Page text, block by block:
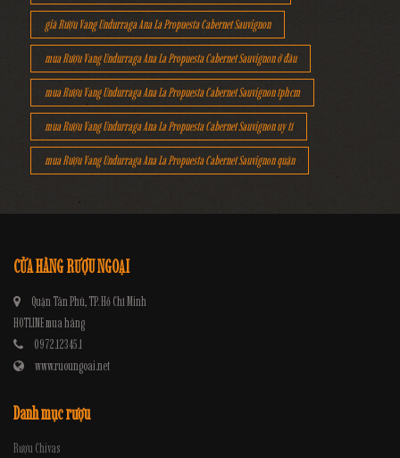
giá Rượu Vang Undurraga Ana La Propuesta Cabernet Sauvignon
mua Rượu Vang Undurraga Ana La Propuesta Cabernet Sauvignon ở đâu
mua Rượu Vang Undurraga Ana La Propuesta Cabernet Sauvignon tphcm
mua Rượu Vang Undurraga Ana La Propuesta Cabernet Sauvignon uy tí
mua Rượu Vang Undurraga Ana La Propuesta Cabernet Sauvignon quận
CỬA HÀNG RƯỢU NGOẠI
Quận Tân Phú, TP. Hồ Chí Minh
HOTLINE mua hàng
0972.12345.1
www.ruoungoai.net
Danh mục rượu
Rượu Chivas